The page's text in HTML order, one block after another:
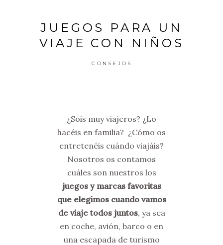
JUEGOS PARA UN
VIAJE CON NIÑOS
CONSEJOS
¿Sois muy viajeros? ¿Lo
hacéis en familia? ¿Cómo os
entretenéis cuándo viajáis?
Nosotros os contamos
cuáles son nuestros los
juegos y marcas favoritas
que elegimos cuando vamos
de viaje todos juntos, ya sea
en coche, avión, barco o en
una escapada de turismo